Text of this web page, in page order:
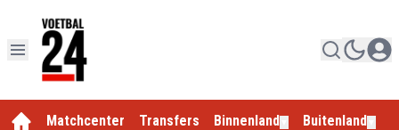
Matchcenter Transfers Binnenland Buitenland